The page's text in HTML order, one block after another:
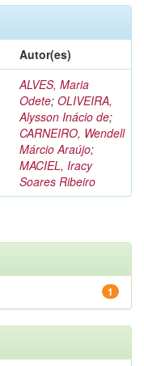
Autor(es)
ALVES, Maria
Odete; OLIVEIRA,
Alysson Inácio de;
CARNEIRO, Wendell
Márcio Araújo;
MACIEL, Iracy
Soares Ribeiro
1